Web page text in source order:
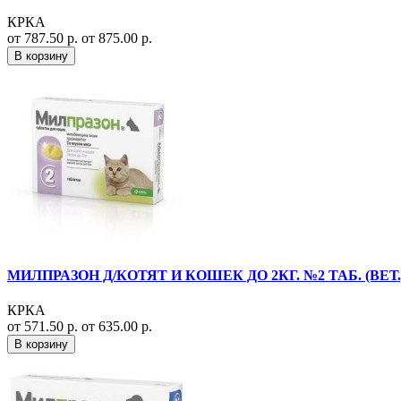
КРКА
от 787.50 р. от 875.00 р.
В корзину
МИЛПРАЗОН Д/КОТЯТ И КОШЕК ДО 2КГ. №2 ТАБ.
КРКА
от 571.50 р. от 635.00 р.
В корзину